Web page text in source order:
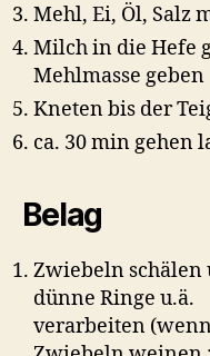
Mehl, Ei, Öl, Salz
Milch in die Hefe
Mehlmasse geben
Kneten bis der
ca. 30 min gehen
Belag
Zwiebeln schälen
dünne Ringe u.ä.
verarbeiten